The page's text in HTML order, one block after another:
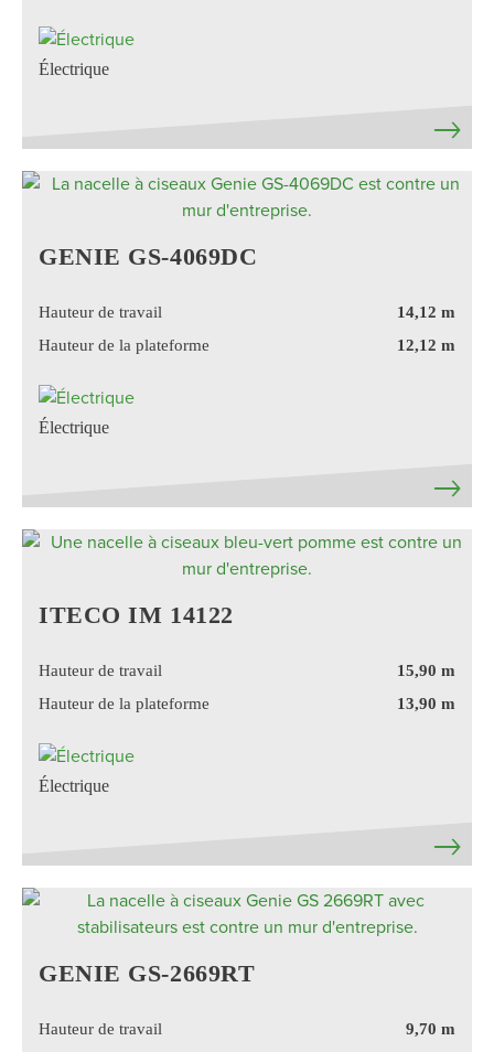
Électrique
GENIE GS-4069DC
Hauteur de travail
14,12 m
Hauteur de la plateforme
12,12 m
Électrique
ITECO IM 14122
Hauteur de travail
15,90 m
Hauteur de la plateforme
13,90 m
Électrique
GENIE GS-2669RT
Hauteur de travail
9,70 m